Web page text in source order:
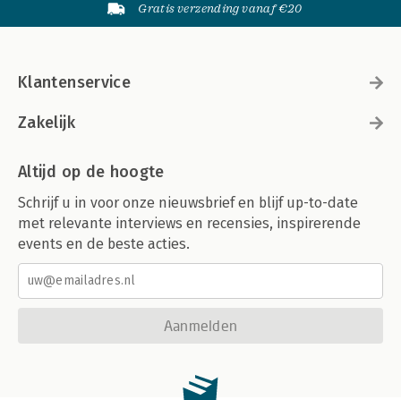
Gratis verzending vanaf €20
Klantenservice
Zakelijk
Altijd op de hoogte
Schrijf u in voor onze nieuwsbrief en blijf up-to-date
met relevante interviews en recensies, inspirerende
events en de beste acties.
Aanmelden